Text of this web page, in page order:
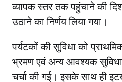
व्यापक स्तर तक पहुंचाने की
उठाने का निर्णय लिया गया।
पर्यटकों की सुविधा को
भ्रमण एवं अन्य आवश्यक
चर्चा की गई। इसके साथ ही